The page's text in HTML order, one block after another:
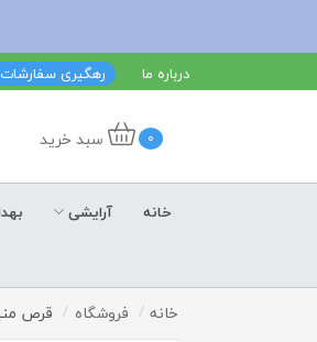
درباره ما رهگیری سفارشات
0 سبد خرید
خانه آرایشی
خانه فروشگاه قرص منیزیم و